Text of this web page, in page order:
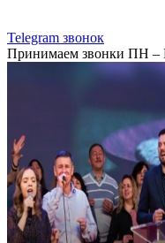
Telegram звонок
Принимаем звонки ПН –